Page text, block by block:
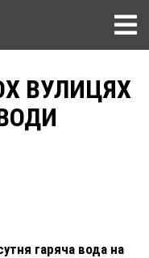
ВУЛИЦЯХ
гаряча вода на